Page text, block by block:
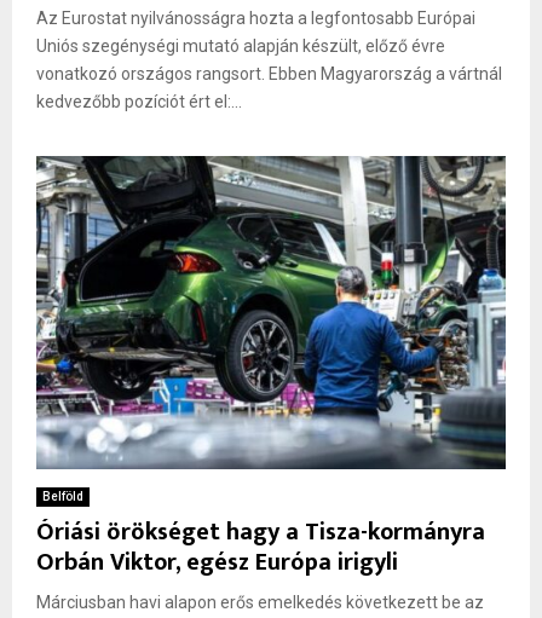
Az Eurostat nyilvánosságra hozta a legfontosabb Európai
Uniós szegénységi mutató alapján készült, előző évre
vonatkozó országos rangsort. Ebben Magyarország a vártnál
kedvezőbb pozíciót ért el:...
Belföld
Óriási örökséget hagy a Tisza-kormányra
Orbán Viktor, egész Európa irigyli
Márciusban havi alapon erős emelkedés következett be az